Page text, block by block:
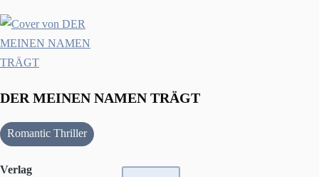
DER MEINEN NAMEN TRÄGT
Romantic Thriller
Verlag